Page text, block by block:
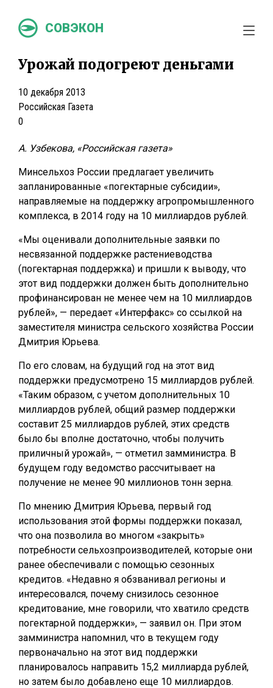
СОВЭКОН
Урожай подогреют деньгами
10 декабря 2013
Российская Газета
0
А. Узбекова, «Российская газета»
Минсельхоз России предлагает увеличить
запланированные «погектарные субсидии»,
направляемые на поддержку агропромышленного
комплекса, в 2014 году на 10 миллиардов рублей.
«Мы оценивали дополнительные заявки по
несвязанной поддержке растениеводства
(погектарная поддержка) и пришли к выводу, что
этот вид поддержки должен быть дополнительно
профинансирован не менее чем на 10 миллиардов
рублей», — передает «Интерфакс» со ссылкой на
заместителя министра сельского хозяйства России
Дмитрия Юрьева.
По его словам, на будущий год на этот вид
поддержки предусмотрено 15 миллиардов рублей.
«Таким образом, с учетом дополнительных 10
миллиардов рублей, общий размер поддержки
составит 25 миллиардов рублей, этих средств
было бы вполне достаточно, чтобы получить
приличный урожай», — отметил замминистра. В
будущем году ведомство рассчитывает на
получение не менее 90 миллионов тонн зерна.
По мнению Дмитрия Юрьева, первый год
использования этой формы поддержки показал,
что она позволила во многом «закрыть»
потребности сельхозпроизводителей, которые они
ранее обеспечивали с помощью сезонных
кредитов. «Недавно я обзванивал регионы и
интересовался, почему снизилось сезонное
кредитование, мне говорили, что хватило средств
погектарной поддержки», — заявил он. При этом
замминистра напомнил, что в текущем году
первоначально на этот вид поддержки
планировалось направить 15,2 миллиарда рублей,
но затем было добавлено еще 10 миллиардов.